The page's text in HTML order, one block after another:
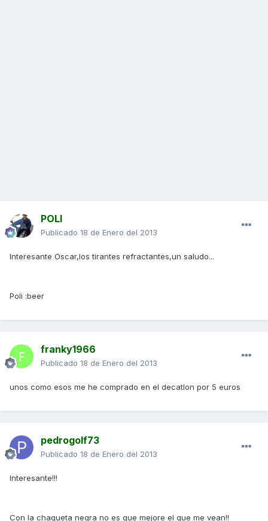
POLI
Publicado 18 de Enero del 2013
Interesante Oscar,los tirantes refractantes,un saludo...
Poli :beer
franky1966
Publicado 18 de Enero del 2013
unos como esos me he comprado en el decatlon por 5 euros
pedrogolf73
Publicado 18 de Enero del 2013
Interesante!!!
Con la chaqueta negra no es que mejore el que me vean!!